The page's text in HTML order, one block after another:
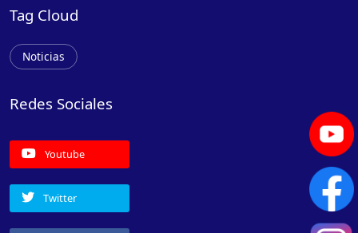
Tag Cloud
Noticias
Redes Sociales
Youtube
Twitter